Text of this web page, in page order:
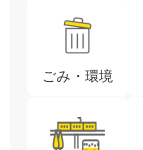
最高裁判決を踏
ついて
【申込受付中】
用するモデル事
ごみ・環境